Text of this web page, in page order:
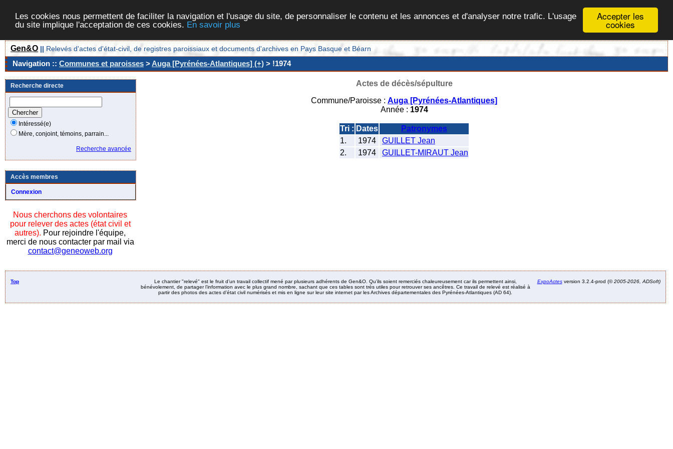
Accepter les
cookies
Les cookies nous permettent de faciliter la navigation et l'usage du site, de personnaliser le contenu et les annonces et d'analyser notre trafic. L'usage
du site implique l'acceptation de ces cookies. En savoir plus
Gen&O || Relevés d'actes d'état-civil, de registres paroissiaux et documents d'archives en Pays Basque et Béarn
Navigation :: Communes et paroisses >Auga [Pyrénées-Atlantiques] (+) > !1974
Recherche directe
Intéressé(e)
Mère, conjoint, témoins, parrain...
Recherche avancée
Accès membres
Connexion
Nous cherchons des volontaires
pour relever des actes (état civil et
autres). Pour rejoindre l'équipe,
merci de nous contacter par mail via
contact@geneoweb.org
Actes de décès/sépulture
Commune/Paroisse : Auga [Pyrénées-Atlantiques]
Année : 1974
Tri : Dates
Patronymes
1.
1974
GUILLET Jean
2.
1974 GUILLET-MIRAUT Jean
Top
Le chantier "relevé" est le fruit d’un travail collectif mené par plusieurs adhérents de Gen&O. Qu’ils soient remerciés chaleureusement car ils permettent ainsi,
bénévolement, de partager l’information avec le plus grand nombre, sachant que ces tables sont très utiles pour retrouver ses ancêtres. Ce travail de relevé est réalisé à
partir des photos des actes d’état civil numérisés et mis en ligne sur leur site internet par les Archives départementales des Pyrénées-Atlantiques (AD 64).
ExpoActesversion 3.2.4-prod (©2005-2026, ADSoft)